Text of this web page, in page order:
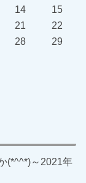
14
15
21
22
28
29
(*^^*)～2021年